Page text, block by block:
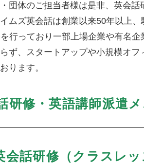
団体のご担当者様は是非、英会
ムズ英会話は創業以来50年以上
行っており一部上場企業や有名
、スタートアップや小規模オフ
ります。
研修・英語講師派遣
会話研修（クラスレッ